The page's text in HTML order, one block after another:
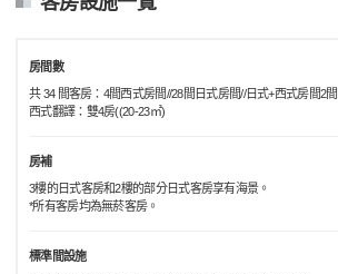
房間數
共 34 間客房：4間西式房間//28間日式房間//日式+西式房間2間
西式翻譯：雙4房((20-23㎡)
房補
3樓的日式客房和2樓的部分日式客房享有海景。
*所有客房均為無菸客房。
標準間設施